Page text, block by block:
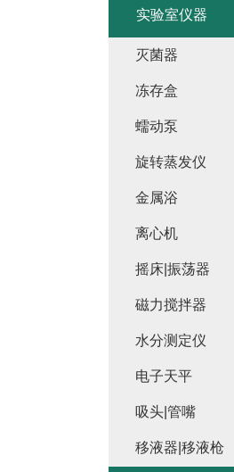
实验室仪器
灭菌器
冻存盒
蠕动泵
旋转蒸发仪
金属浴
离心机
摇床|振荡器
磁力搅拌器
水分测定仪
电子天平
吸头|管嘴
移液器|移液枪